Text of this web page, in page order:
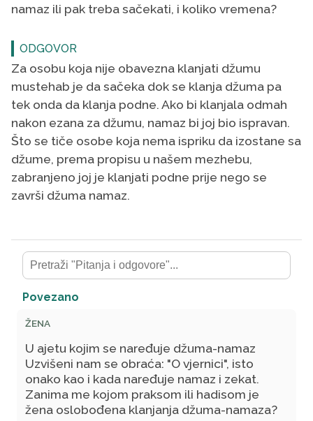
namaz ili pak treba sačekati, i koliko vremena?
ODGOVOR
Za osobu koja nije obavezna klanjati džumu
mustehab je da sačeka dok se klanja džuma pa
tek onda da klanja podne. Ako bi klanjala odmah
nakon ezana za džumu, namaz bi joj bio ispravan.
Što se tiče osobe koja nema ispriku da izostane sa
džume, prema propisu u našem mezhebu,
zabranjeno joj je klanjati podne prije nego se
završi džuma namaz.
Povezano
ŽENA
U ajetu kojim se naređuje džuma-namaz
Uzvišeni nam se obraća: "O vjernici", isto
onako kao i kada naređuje namaz i zekat.
Zanima me kojom praksom ili hadisom je
žena oslobođena klanjanja džuma-namaza?